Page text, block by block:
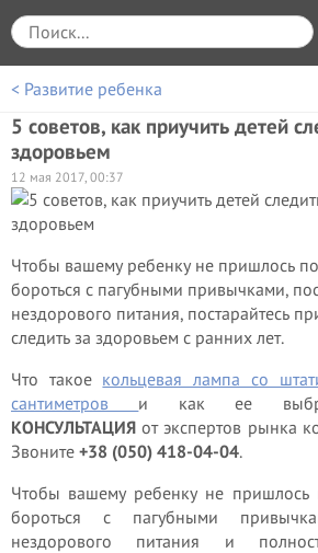
< Развитие ребенка
5 советов, как приучить детей
здоровьем
12 мая 2017, 00:37
Чтобы вашему ребенку не пришлось
бороться с пагубными привычками,
нездорового питания, постарайтесь
следить за здоровьем с ранних лет.
Что такое кольцевая лампа со
сантиметров и как ее
КОНСУЛЬТАЦИЯ от экспертов рынка
Звоните +38 (050) 418-04-04.
Чтобы вашему ребенку не пришлось
бороться с пагубными
нездорового питания и